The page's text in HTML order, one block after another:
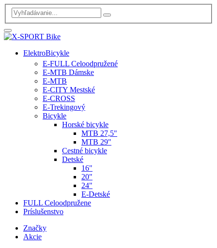
ElektroBicykle
E-FULL Celoodpružené
E-MTB Dámske
E-MTB
E-CITY Mestské
E-CROSS
E-Trekingový
Bicykle
Horské bicykle
MTB 27,5"
MTB 29"
Cestné bicykle
Detské
16"
20"
24"
E-Detské
FULL Celoodpružene
Príslušenstvo
Značky
Akcie